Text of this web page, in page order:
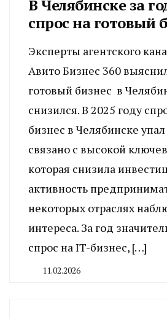
В Челябинске за
спрос на готовый
Эксперты агентского
Авито Бизнес 360
готовый бизнес в
снизился. В 2025 году
бизнес в Челябинске
связано с высокой
которая снизила
активность
некоторых отраслях
интереса. За год
спрос на IT-бизнес, […]
11.02.2026